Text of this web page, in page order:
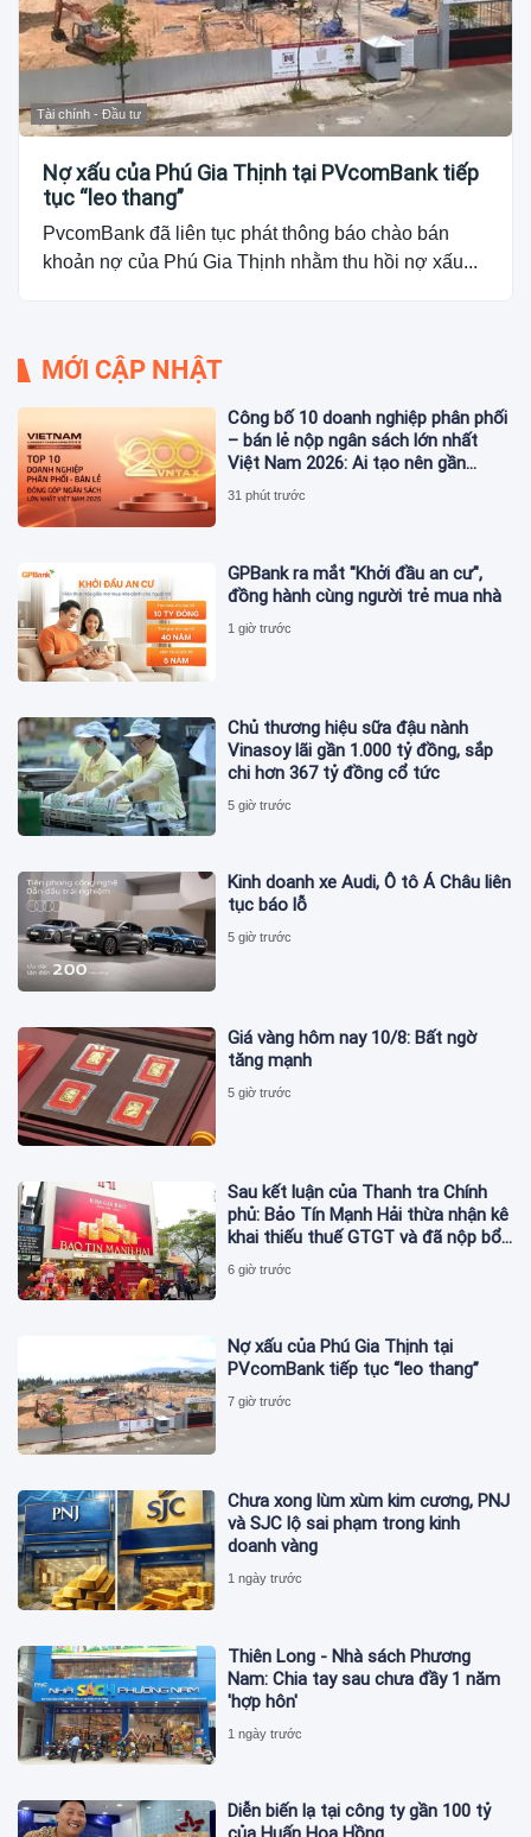
Tài chính - Đầu tư
Nợ xấu của Phú Gia Thịnh tại PVcomBank tiếp
tục “leo thang”
PvcomBank đã liên tục phát thông báo chào bán
khoản nợ của Phú Gia Thịnh nhằm thu hồi nợ xấu...
MỚI CẬP NHẬT
Công bố 10 doanh nghiệp phân phối
– bán lẻ nộp ngân sách lớn nhất
Việt Nam 2026: Ai tạo nên gần
12.900 tỷ đồng?
31 phút trước
GPBank ra mắt "Khởi đầu an cư",
đồng hành cùng người trẻ mua nhà
1 giờ trước
Chủ thương hiệu sữa đậu nành
Vinasoy lãi gần 1.000 tỷ đồng, sắp
chi hơn 367 tỷ đồng cổ tức
5 giờ trước
Kinh doanh xe Audi, Ô tô Á Châu liên
tục báo lỗ
5 giờ trước
Giá vàng hôm nay 10/8: Bất ngờ
tăng mạnh
5 giờ trước
Sau kết luận của Thanh tra Chính
phủ: Bảo Tín Mạnh Hải thừa nhận kê
khai thiếu thuế GTGT và đã nộp bổ
sung
6 giờ trước
Nợ xấu của Phú Gia Thịnh tại
PVcomBank tiếp tục “leo thang”
7 giờ trước
Chưa xong lùm xùm kim cương, PNJ
và SJC lộ sai phạm trong kinh
doanh vàng
1 ngày trước
Thiên Long - Nhà sách Phương
Nam: Chia tay sau chưa đầy 1 năm
'hợp hôn'
1 ngày trước
Diễn biến lạ tại công ty gần 100 tỷ